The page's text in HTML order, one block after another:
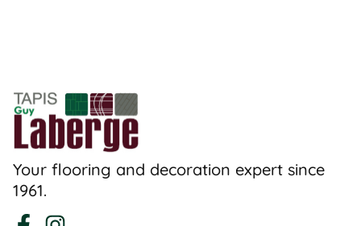
Your flooring and decoration expert since
1961.